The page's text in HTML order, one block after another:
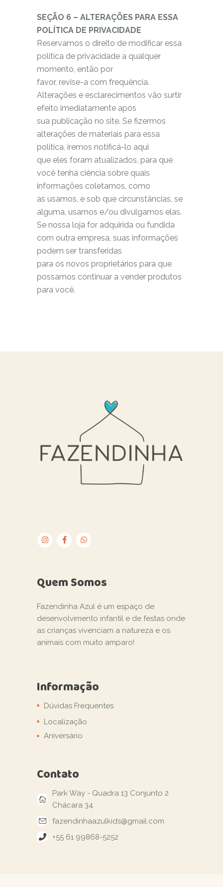
SEÇÃO 6 – ALTERAÇÕES PARA ESSA
POLÍTICA DE PRIVACIDADE
Reservamos o direito de modificar essa
política de privacidade a qualquer
momento, então por
favor, revise-a com frequência.
Alterações e esclarecimentos vão surtir
efeito imediatamente após
sua publicação no site. Se fizermos
alterações de materiais para essa
política, iremos notificá-lo aqui
que eles foram atualizados, para que
você tenha ciência sobre quais
informações coletamos, como
as usamos, e sob que circunstâncias, se
alguma, usamos e/ou divulgamos elas.
Se nossa loja for adquirida ou fundida
com outra empresa, suas informações
podem ser transferidas
para os novos proprietários para que
possamos continuar a vender produtos
para você.
Quem Somos
Fazendinha Azul é um espaço de
desenvolvimento infantil e de festas onde
as crianças vivenciam a natureza e os
animais com muito amparo!
Informação
Dúvidas Frequentes
Localização
Aniversário
Contato
Park Way - Quadra 13 Conjunto 2
Chácara 34
fazendinhaazulkids@gmail.com
+55 61 99868-5252